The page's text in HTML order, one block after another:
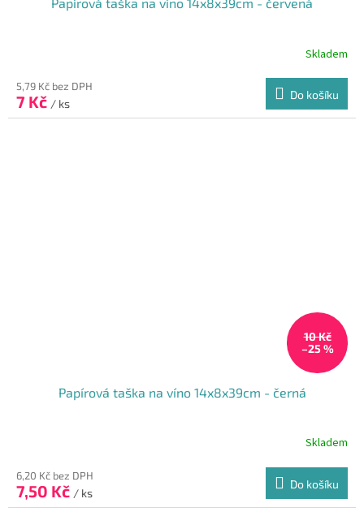
produktu
je
5,0
Skladem
5,79 Kč bez DPH
7 Kč / ks
Do košíku
10 Kč
–25 %
Papírová taška na víno 14x8x39cm - černá
produktu
je
5,0
Skladem
6,20 Kč bez DPH
7,50 Kč / ks
Do košíku